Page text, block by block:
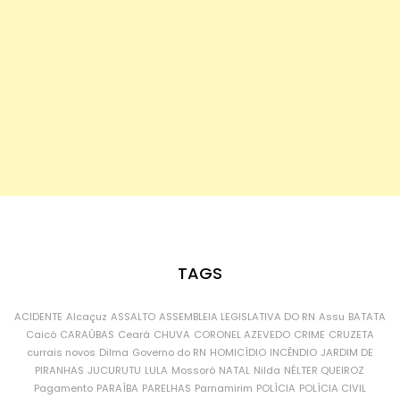
TAGS
ACIDENTE Alcaçuz ASSALTO ASSEMBLEIA LEGISLATIVA DO RN Assu BATATA
Caicó CARAÚBAS Ceará CHUVA CORONEL AZEVEDO CRIME CRUZETA
currais novos Dilma Governo do RN HOMICÍDIO INCÊNDIO JARDIM DE
PIRANHAS JUCURUTU LULA Mossoró NATAL Nilda NÉLTER QUEIROZ
Pagamento PARAÍBA PARELHAS Parnamirim POLÍCIA POLÍCIA CIVIL